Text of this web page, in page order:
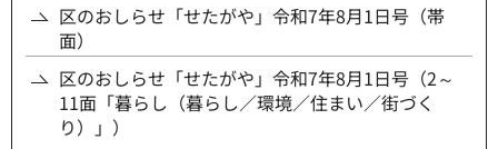
区のおしらせ「せたがや」令和7年8月1日号（帯
面）
区のおしらせ「せたがや」令和7年8月1日号（2～
11面「暮らし（暮らし／環境／住まい／街づく
り）」）